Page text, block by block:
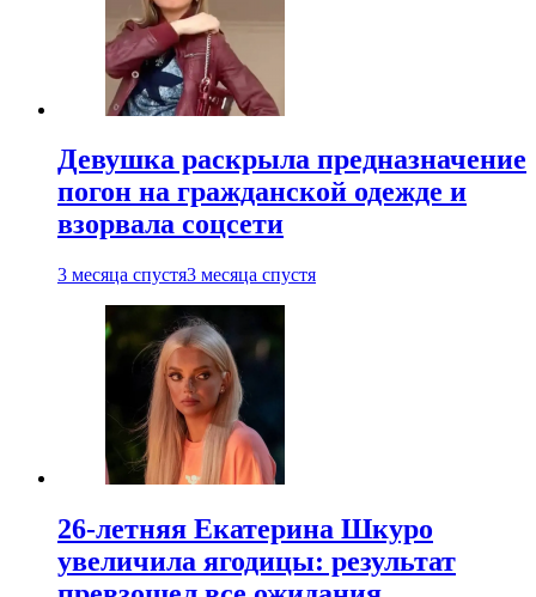
Девушка раскрыла предназначение
погон на гражданской одежде и
взорвала соцсети
3 месяца спустя3 месяца спустя
26-летняя Екатерина Шкуро
увеличила ягодицы: результат